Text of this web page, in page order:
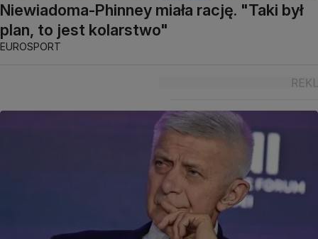
Niewiadoma-Phinney miała rację. "Taki był
plan, to jest kolarstwo"
EUROSPORT